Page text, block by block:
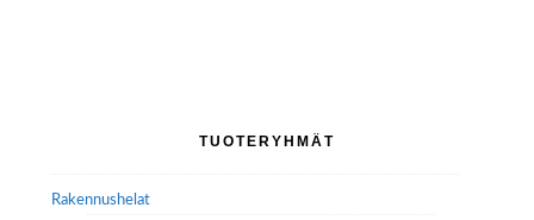
TUOTERYHMÄT
Rakennushelat